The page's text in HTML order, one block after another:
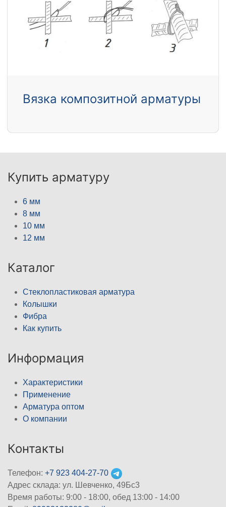
Вязка композитной арматуры
Купить арматуру
6 мм
8 мм
10 мм
12 мм
Каталог
Стеклопластиковая арматура
Колышки
Фибра
Как купить
Информация
Характеристики
Применение
Арматура оптом
О компании
Контакты
Телефон: +7 923 404-27-70
Адрес склада: ул. Шевченко, 49Бс3
Время работы: 9:00 - 18:00, обед 13:00 - 14:00